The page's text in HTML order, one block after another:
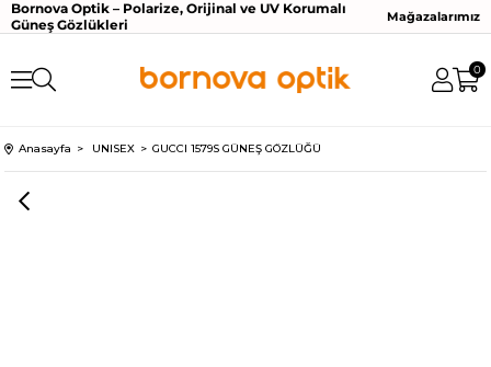
Bornova Optik – Polarize, Orijinal ve UV Korumalı
Güneş Gözlükleri
Mağazalarımız
0
Anasayfa UNISEX GUCCI 1579S GÜNEŞ GÖZLÜĞÜ